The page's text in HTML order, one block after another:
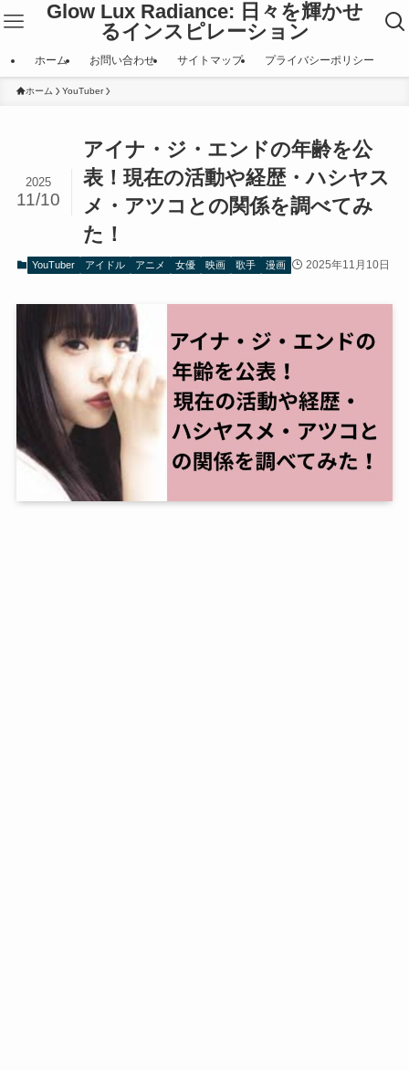
Glow Lux Radiance: 日々を輝かせ
るインスピレーション
ホーム お問い合わせ サイトマップ プライバシーポリシー
ホーム YouTuber
アイナ・ジ・エンドの年齢を公
表！現在の活動や経歴・ハシヤス
メ・アツコとの関係を調べてみ
た！
2025
11/10
YouTuber アイドル アニメ 女優 映画 歌手 漫画 2025年11月10日